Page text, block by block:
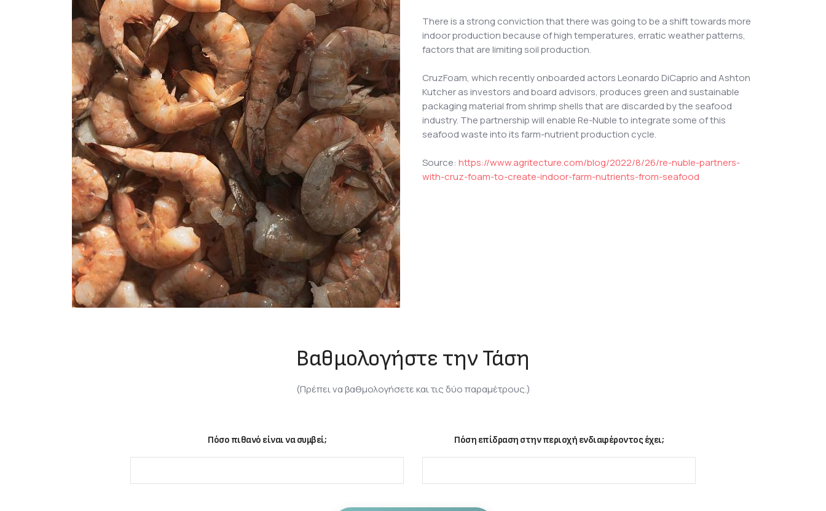
There is a strong conviction that there was going to be a shift towards more
indoor production because of high temperatures, erratic weather patterns,
factors that are limiting soil production.
CruzFoam, which recently onboarded actors Leonardo DiCaprio and Ashton
Kutcher as investors and board advisors, produces green and sustainable
packaging material from shrimp shells that are discarded by the seafood
industry. The partnership will enable Re-Nuble to integrate some of this
seafood waste into its farm-nutrient production cycle.
Source: https://www.agritecture.com/blog/2022/8/26/re-nuble-partners-
with-cruz-foam-to-create-indoor-farm-nutrients-from-seafood
Βαθμολογήστε την Τάση
(Πρέπει να βαθμολογήσετε και τις δύο παραμέτρους.)
Πόσο πιθανό είναι να συμβεί; Πόση επίδραση στην περιοχή ενδιαφέροντος έχει;